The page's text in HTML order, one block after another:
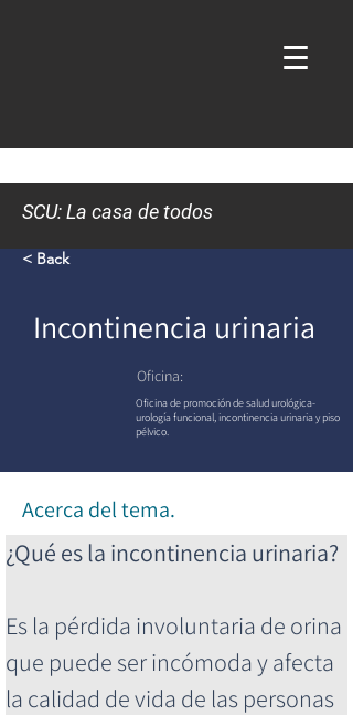
SCU: La casa de todos
< Back
Incontinencia urinaria
Oficina:
Oficina de promoción de salud urológica-
urología funcional, incontinencia urinaria y piso
pélvico.
Acerca del tema.
¿Qué es la incontinencia urinaria?
Es la pérdida involuntaria de orina
que puede ser incómoda y afecta
la calidad de vida de las personas